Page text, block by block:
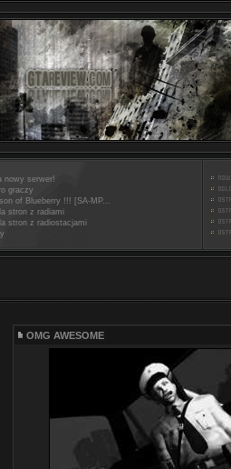
nowy serwer!
graczy
of Blueberry !!! [SA-MP...
stron z radiami
stron z radiostacjami
OMG AWESOME